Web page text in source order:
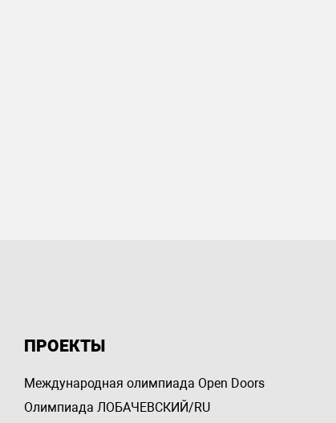
ПРОЕКТЫ
Международная олимпиада Open Doors
Олимпиада ЛОБАЧЕВСКИЙ/RU